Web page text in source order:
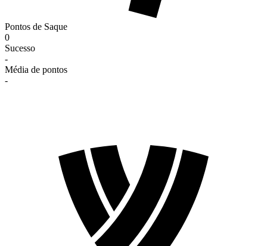
Pontos de Saque
0
Sucesso
-
Média de pontos
-